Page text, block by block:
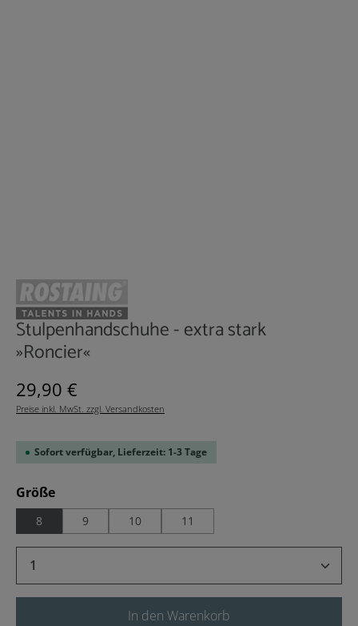
Stulpenhandschuhe - extra stark
»Roncier«
Regulärer Preis:
29,90 €
Preise inkl. MwSt. zzgl. Versandkosten
Sofort verfügbar, Lieferzeit: 1-3 Tage
Größeauswählen
8 9 10 11
Produkt Anzahl: Gib den gewünschten
In den Warenkorb